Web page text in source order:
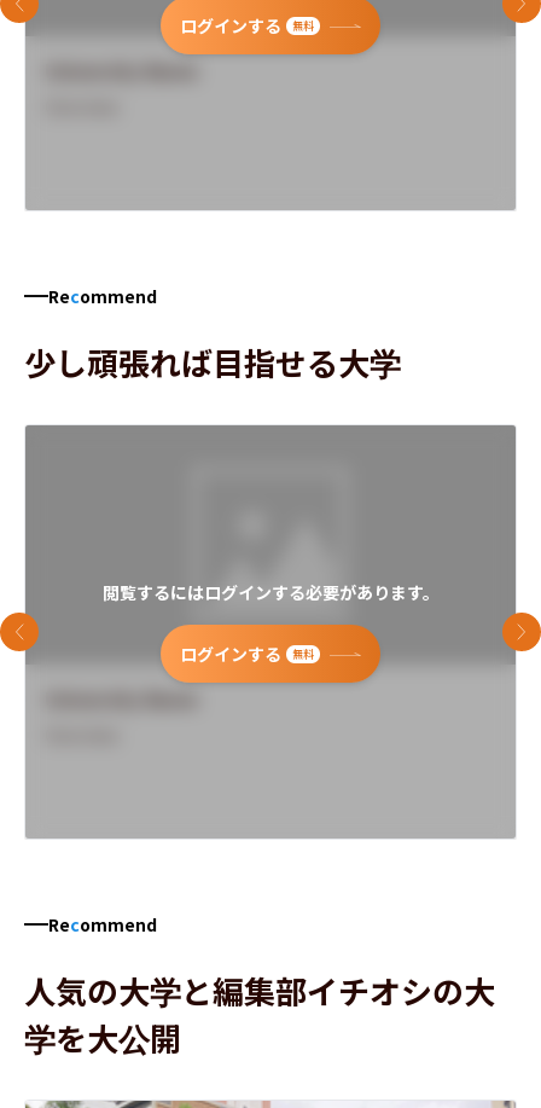
ログインする 無料
前のスライド 次
Recommend
少し頑張れば目指せる大学
閲覧するにはログインする必要があります。
ログインする 無料
前のスライド 次
Recommend
人気の大学と編集部イチオシの大
学を大公開